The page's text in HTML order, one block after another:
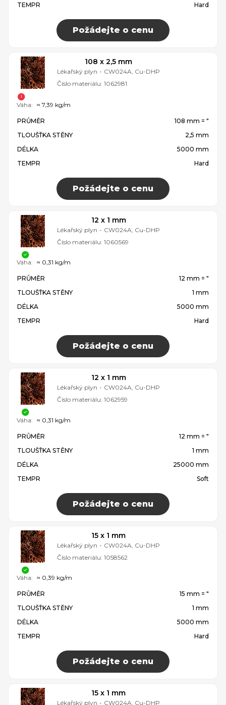
TEMPR
Hard
Požádejte o cenu
108 x 2,5 mm
Lékařský plyn - CW024A, Cu-DHP
Číslo materiálu: 1062981
PRŮMĚR
108 mm = ″
TLOUŠŤKA STĚNY
2,5 mm
DÉLKA
5000 mm
TEMPR
Hard
Požádejte o cenu
Váha: ≈ 7,39 kg/m
12 x 1 mm
Lékařský plyn - CW024A, Cu-DHP
Číslo materiálu: 1060569
PRŮMĚR
12 mm = ″
TLOUŠŤKA STĚNY
1 mm
DÉLKA
5000 mm
TEMPR
Hard
Požádejte o cenu
Váha: ≈ 0,31 kg/m
12 x 1 mm
Lékařský plyn - CW024A, Cu-DHP
Číslo materiálu: 1062959
PRŮMĚR
12 mm = ″
TLOUŠŤKA STĚNY
1 mm
DÉLKA
25000 mm
TEMPR
Soft
Požádejte o cenu
Váha: ≈ 0,31 kg/m
15 x 1 mm
Lékařský plyn - CW024A, Cu-DHP
Číslo materiálu: 1058562
PRŮMĚR
15 mm = ″
TLOUŠŤKA STĚNY
1 mm
DÉLKA
5000 mm
TEMPR
Hard
Požádejte o cenu
Váha: ≈ 0,39 kg/m
15 x 1 mm
Lékařský plyn - CW024A, Cu-DHP